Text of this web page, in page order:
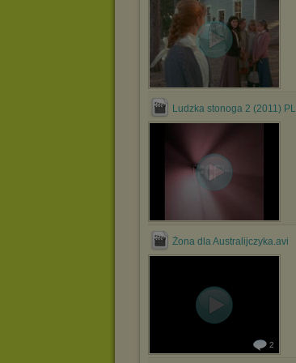
Ludzka stonoga 2 (2011)
Żona dla Australijczyka.avi
2